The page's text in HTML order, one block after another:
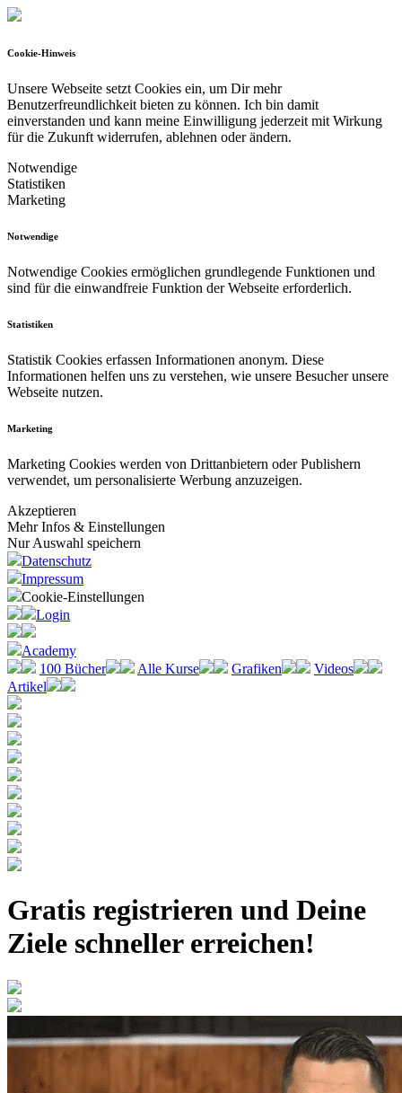
Cookie-Hinweis
Unsere Webseite setzt Cookies ein, um Dir mehr
Benutzerfreundlichkeit bieten zu können. Ich bin damit
einverstanden und kann meine Einwilligung jederzeit mit Wirkung
für die Zukunft widerrufen, ablehnen oder ändern.
Notwendige
Statistiken
Marketing
Notwendige
Notwendige Cookies ermöglichen grundlegende Funktionen und
sind für die einwandfreie Funktion der Webseite erforderlich.
Statistiken
Statistik Cookies erfassen Informationen anonym. Diese
Informationen helfen uns zu verstehen, wie unsere Besucher unsere
Webseite nutzen.
Marketing
Marketing Cookies werden von Drittanbietern oder Publishern
verwendet, um personalisierte Werbung anzuzeigen.
Akzeptieren
Mehr Infos & Einstellungen
Nur Auswahl speichern
Datenschutz
Impressum
Cookie-Einstellungen
Login
Academy
100 Bücher
Alle Kurse Grafiken
Videos
Artikel
Gratis registrieren und Deine
Ziele schneller erreichen!